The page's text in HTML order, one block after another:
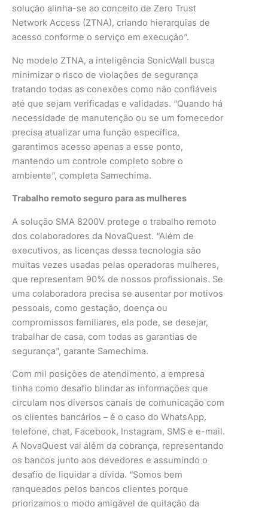
solução alinha-se ao conceito de Zero Trust
Network Access (ZTNA), criando hierarquias de
acesso conforme o serviço em execução”.
No modelo ZTNA, a inteligência SonicWall busca
minimizar o risco de violações de segurança
tratando todas as conexões como não confiáveis
até que sejam verificadas e validadas. “Quando há
necessidade de manutenção ou se um fornecedor
precisa atualizar uma função específica,
garantimos acesso apenas a esse ponto,
mantendo um controle completo sobre o
ambiente”, completa Samechima.
Trabalho remoto seguro para as mulheres
A solução SMA 8200V protege o trabalho remoto
dos colaboradores da NovaQuest. “Além de
executivos, as licenças dessa tecnologia são
muitas vezes usadas pelas operadoras mulheres,
que representam 90% de nossos profissionais. Se
uma colaboradora precisa se ausentar por motivos
pessoais, como gestação, doença ou
compromissos familiares, ela pode, se desejar,
trabalhar de casa, com todas as garantias de
segurança”, garante Samechima.
Com mil posições de atendimento, a empresa
tinha como desafio blindar as informações que
circulam nos diversos canais de comunicação com
os clientes bancários – é o caso do WhatsApp,
telefone, chat, Facebook, Instagram, SMS e e-mail.
A NovaQuest vai além da cobrança, representando
os bancos junto aos devedores e assumindo o
desafio de liquidar a dívida. “Somos bem
ranqueados pelos bancos clientes porque
priorizamos o modo amigável de quitação da